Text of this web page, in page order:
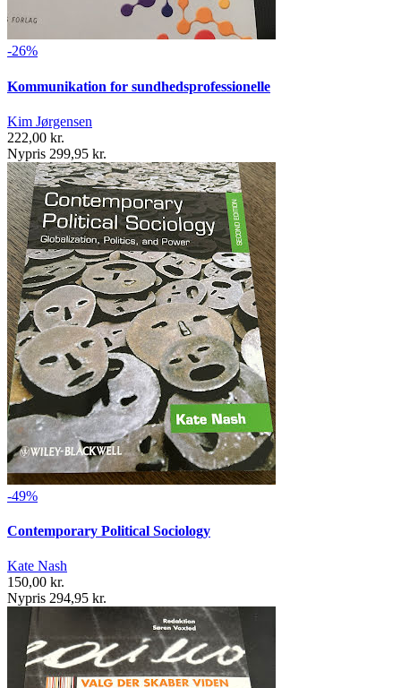
-26%
Kommunikation for sundhedsprofessionelle
Kim Jørgensen
222,00 kr.
Nypris 299,95 kr.
-49%
Contemporary Political Sociology
Kate Nash
150,00 kr.
Nypris 294,95 kr.